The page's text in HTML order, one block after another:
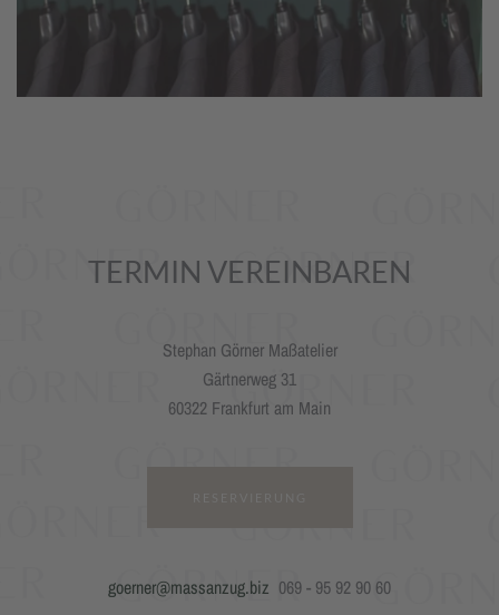
TERMIN VEREINBAREN
Stephan Görner Maßatelier
Gärtnerweg 31
60322 Frankfurt am Main
goerner@massanzug.biz 069 - 95 92 90 60